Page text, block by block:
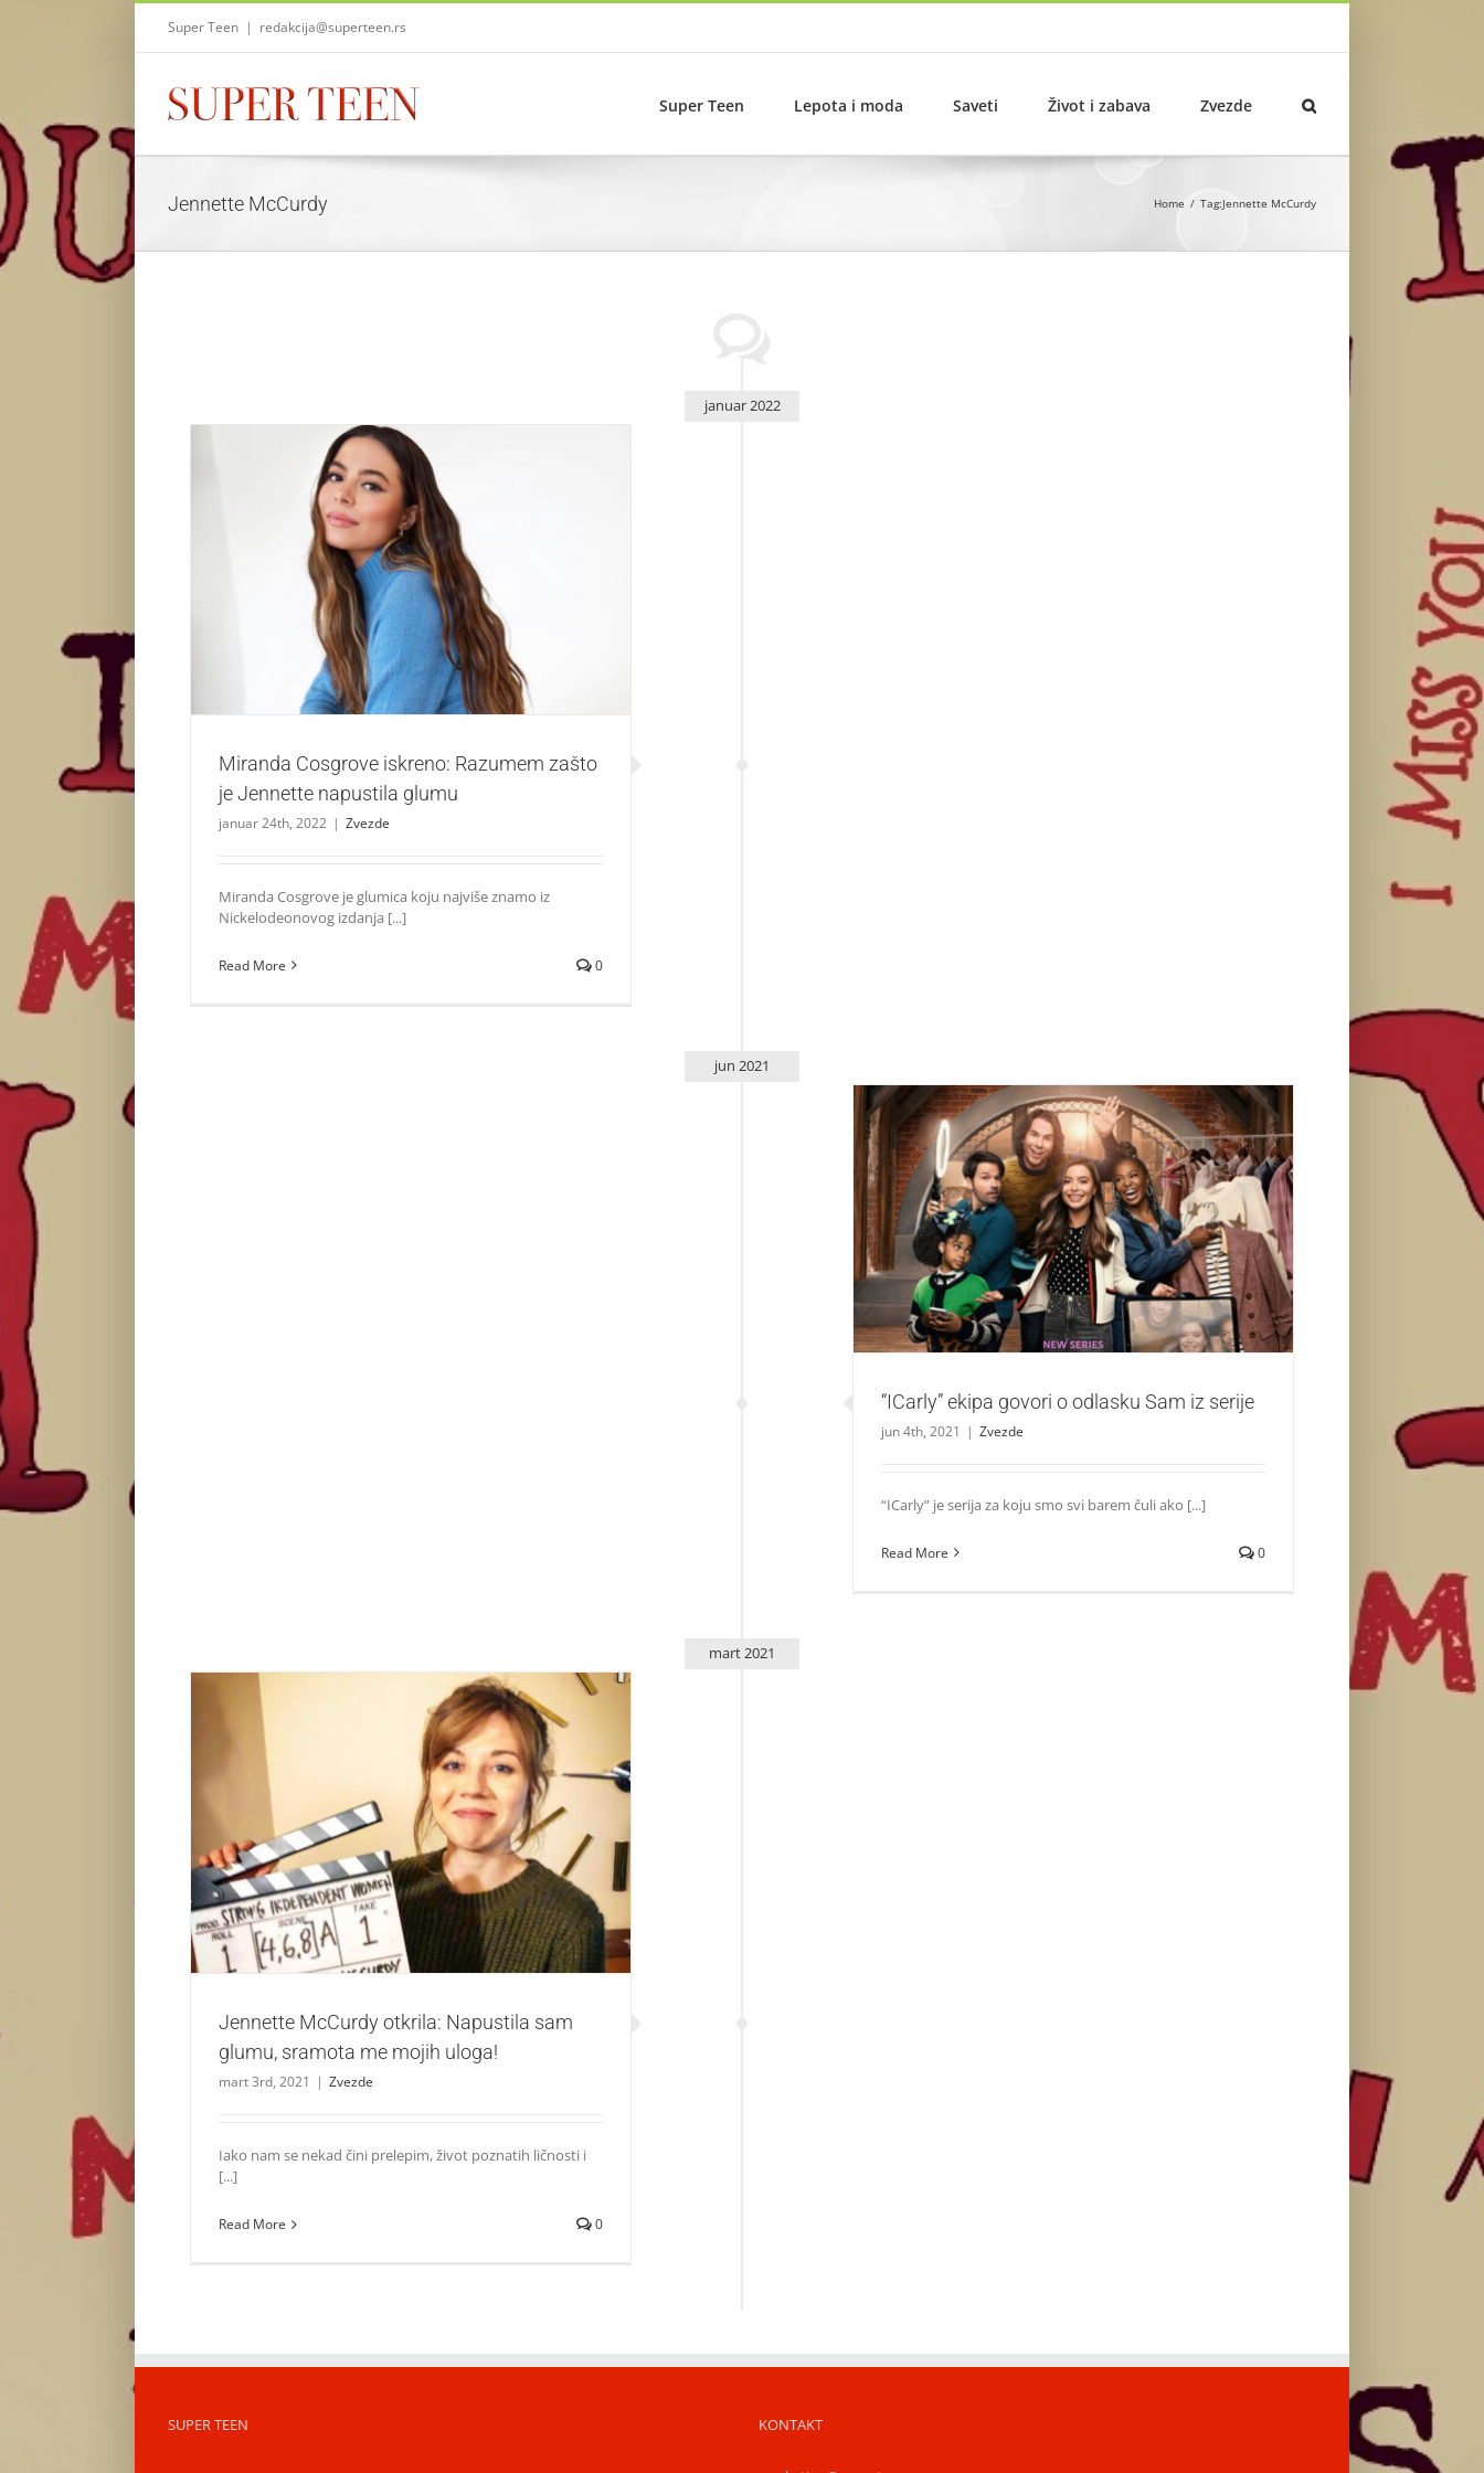
Super Teen | redakcija@superteen.rs
Super Teen Lepota i moda Saveti Život i zabava Zvezde
Jennette McCurdy Home Tag:Jennette McCurdy
januar 2022
Miranda Cosgrove iskreno: Razumem zašto je Jennette
napustila glumu
Miranda Cosgrove iskreno: Razumem zašto
je Jennette napustila glumu
januar 24th, 2022 | Zvezde
Miranda Cosgrove je glumica koju najviše znamo iz
Nickelodeonovog izdanja [...]
Read More 0
jun 2021
“ICarly” ekipa govori o odlasku Sam iz serije
Zvezde
“ICarly” ekipa govori o odlasku Sam iz serije
jun 4th, 2021 | Zvezde
“ICarly” je serija za koju smo svi barem čuli ako [...]
Read More 0
mart 2021
Jennette McCurdy otkrila: Napustila sam glumu, sramota
me mojih uloga!
Zvezde
Jennette McCurdy otkrila: Napustila sam
glumu, sramota me mojih uloga!
mart 3rd, 2021 | Zvezde
Iako nam se nekad čini prelepim, život poznatih ličnosti i
[...]
Read More 0
SUPER TEEN KONTAKT